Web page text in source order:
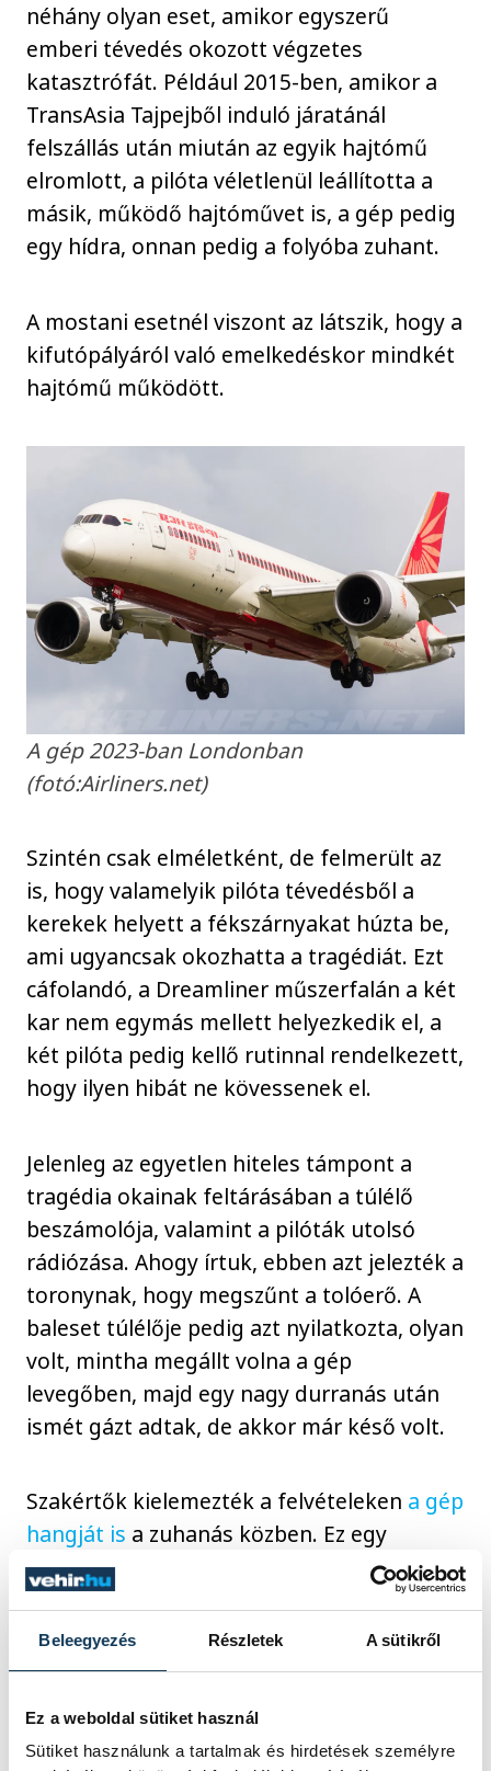
Beleegyezés Részletek A sütikről
Ez a weboldal sütiket használ
Sütiket használunk a tartalmak és hirdetések személyre
néhány olyan eset, amikor egyszerű
emberi tévedés okozott végzetes
katasztrófát. Például 2015-ben, amikor a
TransAsia Tajpejből induló járatánál
felszállás után miután az egyik hajtómű
elromlott, a pilóta véletlenül leállította a
másik, működő hajtóművet is, a gép pedig
egy hídra, onnan pedig a folyóba zuhant.
A mostani esetnél viszont az látszik, hogy a
kifutópályáról való emelkedéskor mindkét
hajtómű működött.
A gép 2023-ban Londonban
(fotó:Airliners.net)
Szintén csak elméletként, de felmerült az
is, hogy valamelyik pilóta tévedésből a
kerekek helyett a fékszárnyakat húzta be,
ami ugyancsak okozhatta a tragédiát. Ezt
cáfolandó, a Dreamliner műszerfalán a két
kar nem egymás mellett helyezkedik el, a
két pilóta pedig kellő rutinnal rendelkezett,
hogy ilyen hibát ne kövessenek el.
Jelenleg az egyetlen hiteles támpont a
tragédia okainak feltárásában a túlélő
beszámolója, valamint a pilóták utolsó
rádiózása. Ahogy írtuk, ebben azt jelezték a
toronynak, hogy megszűnt a tolóerő. A
baleset túlélője pedig azt nyilatkozta, olyan
volt, mintha megállt volna a gép
levegőben, majd egy nagy durranás után
ismét gázt adtak, de akkor már késő volt.
Szakértők kielemezték a felvételeken a gép
hangját is a zuhanás közben. Ez egy
sugárhajtóműves repülőgép helyett sokkal
inkább hasonlít régi légcsavaros
technológiára. Ez a jellegzetes hang egy
vészhelyzeti szélkerékből ered, ami minden
akkor lép működésbe, ha a hajtóművek
meghibásodása miatt megszűnik az